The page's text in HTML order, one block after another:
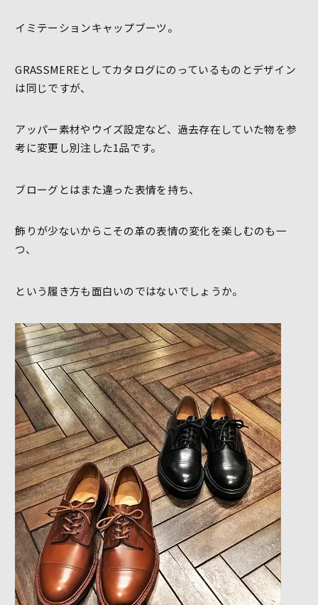
イミテーションキャップブーツ。
GRASSMEREとしてカタログにのっているものとデザイン
は同じですが、
アッパー素材やウイズ設定など、過去存在していた物を参
考に変更し別注した1品です。
ブローグとはまた違った表情を持ち、
飾りが少ないからこその革の表情の変化を楽しむのも一
つ、
という履き方も面白いのではないでしょうか。